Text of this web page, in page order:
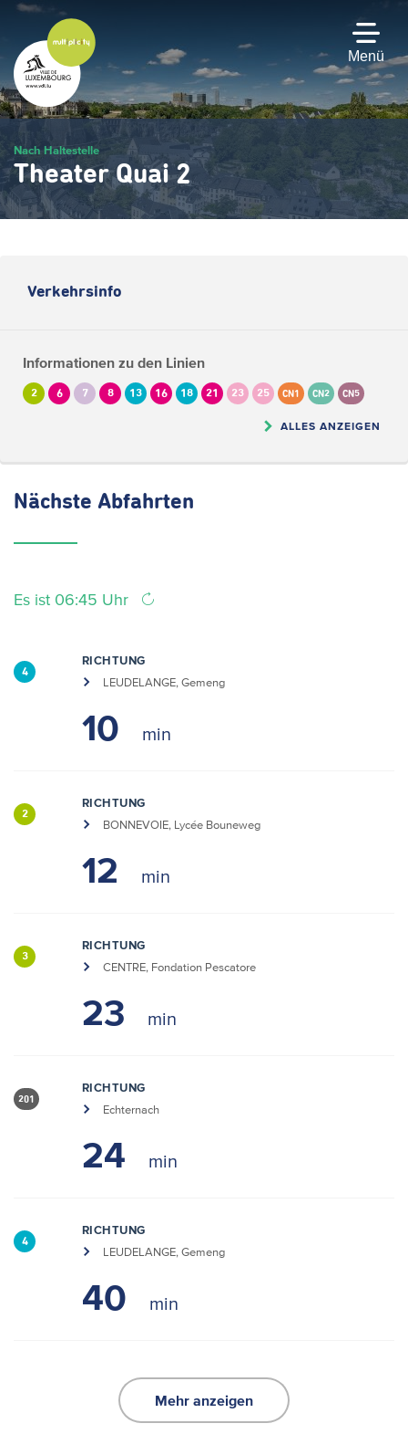
Zum
Hauptinhalt
gehen
Menü
Nach Haltestelle
Theater Quai 2
Verkehrsinfo
Informationen zu den Linien
2 6 7 8 13 16 18 21 23 25 CN1 CN2 CN5
ALLES ANZEIGEN
Nächste Abfahrten
Es ist 06:45 Uhr
4
RICHTUNG
LEUDELANGE, Gemeng
10
2
RICHTUNG
BONNEVOIE, Lycée Bouneweg
12
3
RICHTUNG
CENTRE, Fondation Pescatore
23
201
RICHTUNG
Echternach
24
4
RICHTUNG
LEUDELANGE, Gemeng
40
Mehr anzeigen